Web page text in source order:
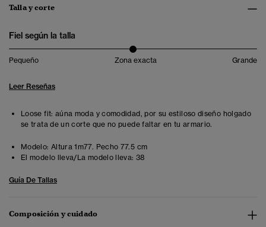
Talla y corte
Fiel según la talla
Pequeño Zona exacta Grande
Leer Reseñas
Loose fit: aúna moda y comodidad, por su estiloso diseño holgado
se trata de un corte que no puede faltar en tu armario.
Modelo: Altura 1m77. Pecho 77.5 cm
El modelo lleva/La modelo lleva: 38
Guía De Tallas
Composición y cuidado